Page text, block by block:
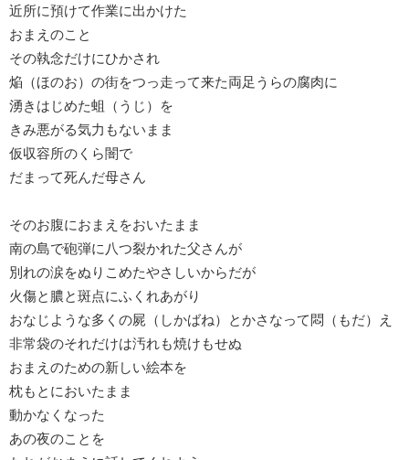
近所に預けて作業に出かけた
おまえのこと
その執念だけにひかされ
焔（ほのお）の街をつっ走って来た両足うらの腐肉に
湧きはじめた蛆（うじ）を
きみ悪がる気力もないまま
仮収容所のくら闇で
だまって死んだ母さん
そのお腹におまえをおいたまま
南の島で砲弾に八つ裂かれた父さんが
別れの涙をぬりこめたやさしいからだが
火傷と膿と斑点にふくれあがり
おなじような多くの屍（しかばね）とかさなって悶（もだ）え
非常袋のそれだけは汚れも焼けもせぬ
おまえのための新しい絵本を
枕もとにおいたまま
動かなくなった
あの夜のことを